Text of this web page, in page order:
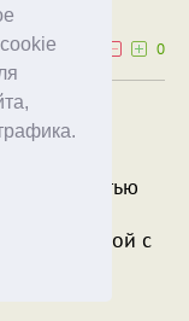
0
же -
😄
с точностью
меня кружкой с
тебя